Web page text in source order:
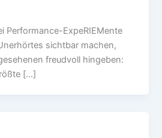
Performance-ExpeRIEMente
sichtbar machen,
freudvoll hingeben:
[…]